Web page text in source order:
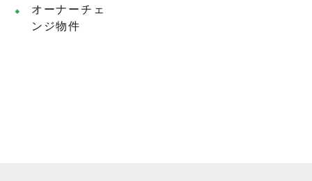
オーナーチェ
ンジ物件